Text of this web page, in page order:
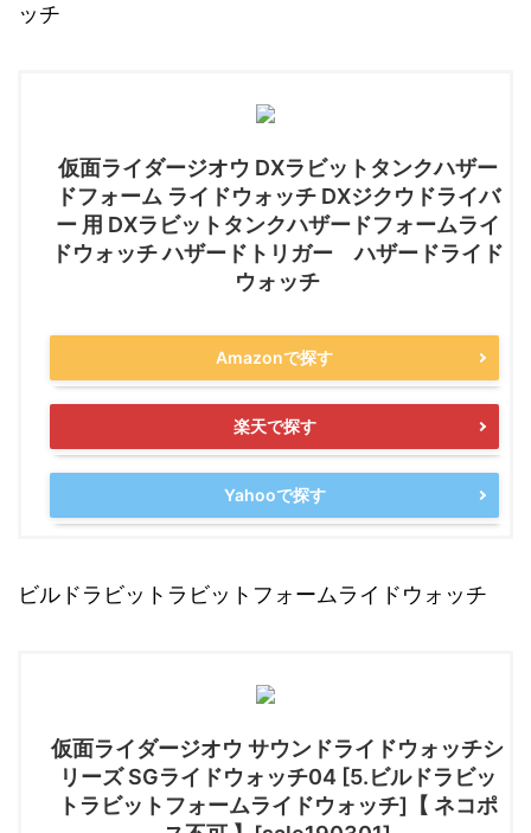
ッチ
仮面ライダージオウ DXラビットタンクハザー
ドフォーム ライドウォッチ DXジクウドライバ
ー 用 DXラビットタンクハザードフォームライ
ドウォッチ ハザードトリガー ハザードライド
ウォッチ
Amazonで探す
楽天で探す
Yahooで探す
ビルドラビットラビットフォームライドウォッチ
仮面ライダージオウ サウンドライドウォッチシ
リーズ SGライドウォッチ04 [5.ビルドラビッ
トラビットフォームライドウォッチ]【 ネコポ